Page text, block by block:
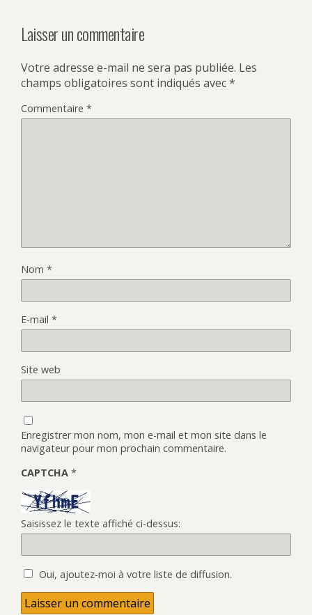
Laisser un commentaire
Votre adresse e-mail ne sera pas publiée. Les
champs obligatoires sont indiqués avec*
Commentaire *
Nom *
E-mail *
Site web
Enregistrer mon nom, mon e-mail et mon site dans le
navigateur pour mon prochain commentaire.
CAPTCHA *
Saisissez le texte affiché ci-dessus:
Oui, ajoutez-moi à votre liste de diffusion.